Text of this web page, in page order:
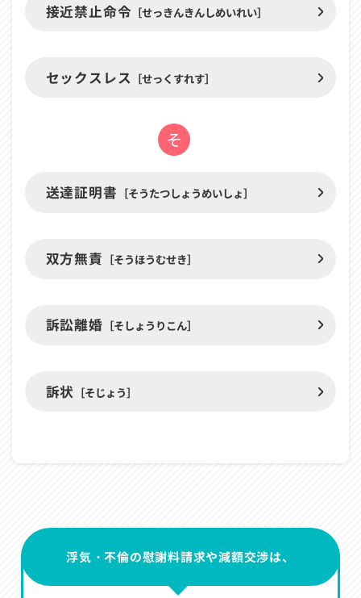
接近禁止命令 ［せっきんきんしめいれい］
セックスレス ［せっくすれす］
送達証明書 ［そうたつしょうめいしょ］
双方無責 ［そうほうむせき］
訴訟離婚 ［そしょうりこん］
訴状 ［そじょう］
そ
浮気・不倫の慰謝料請求や減額交渉は、